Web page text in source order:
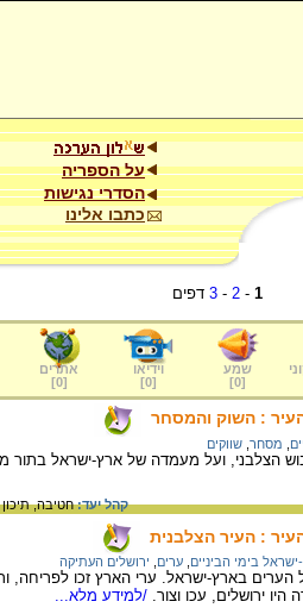
על הספריה
הסדרי נגישות
כתבו אלינו
1
-
2
-
3 דפים
שמע
[
0
]
וידיאו
[
0
]
אתרים
[
0
]
: השוק והמסחר
מסחר שווקים
הצלבני, ועל מעמדה של ארץ-ישראל בתור
קהל יעד:חטיבה,תיכון
: העיר הצלבנית
בימי הביניים ערים ירושלים העתיקה
בארץ-ישראל. ערי הארץ זכו לפריחה,
ירושלים, עכו וצור. /למידע מלא...